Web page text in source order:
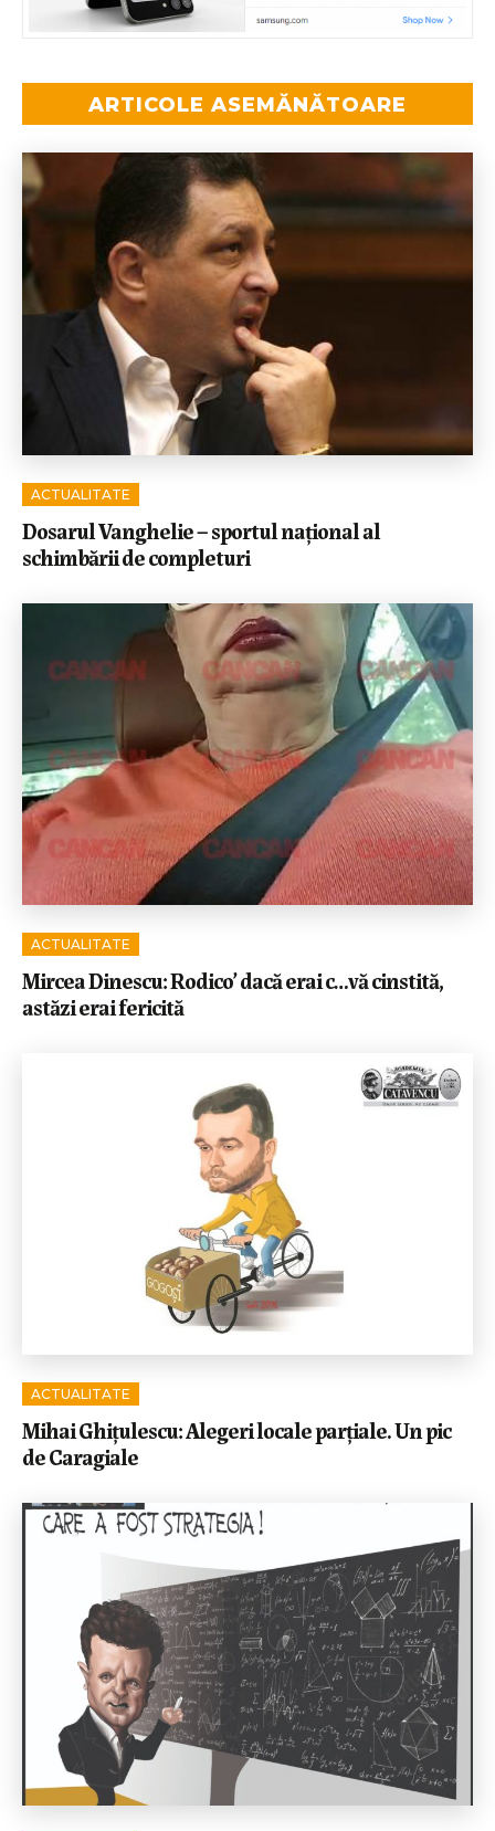
ARTICOLE ASEMĂNĂTOARE
ACTUALITATE
Dosarul Vanghelie – sportul național al
schimbării de completuri
ACTUALITATE
Mircea Dinescu: Rodico’ dacă erai c…vă cinstită,
astăzi erai fericită
ACTUALITATE
Mihai Ghițulescu: Alegeri locale parțiale. Un pic
de Caragiale